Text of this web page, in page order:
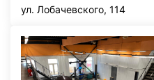
ул. Лобачевского, 114